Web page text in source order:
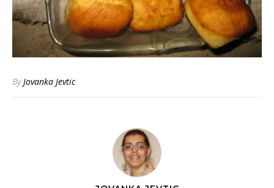
ByJovanka Jevtic